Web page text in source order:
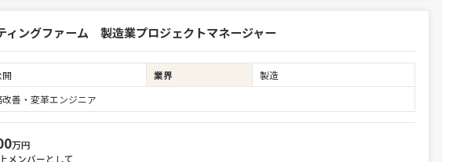
ィングファーム 製造業プロジェクトマネージャー
業界
製造
改善・変革エンジニア
万円
メンバーとして